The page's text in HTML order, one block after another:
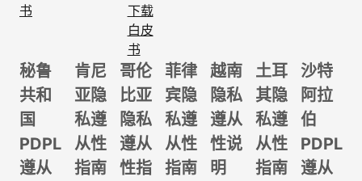
书
下载
白皮
书
秘鲁
共和
国
PDPL
遵从
肯尼
亚隐
私遵
从性
指南
哥伦
比亚
隐私
遵从
性指
菲律
宾隐
私遵
从性
指南
越南
隐私
遵从
性说
明
土耳
其隐
私遵
从性
指南
沙特
阿拉
伯
PDPL
遵从